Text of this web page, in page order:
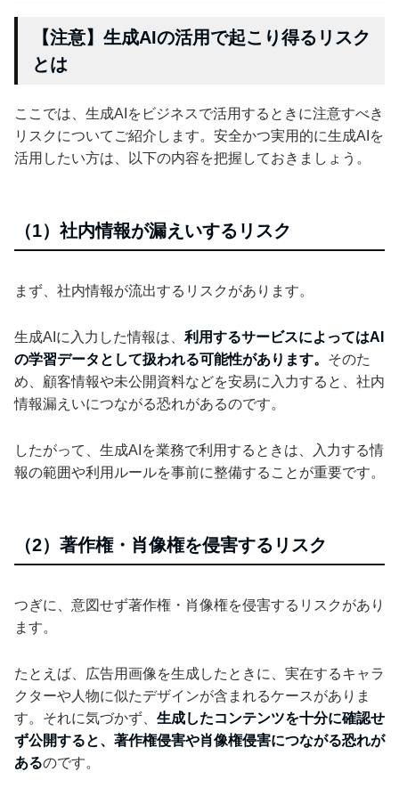
【注意】生成AIの活用で起こり得るリスク
とは
ここでは、生成AIをビジネスで活用するときに注意すべき
リスクについてご紹介します。安全かつ実用的に生成AIを
活用したい方は、以下の内容を把握しておきましょう。
（1）社内情報が漏えいするリスク
まず、社内情報が流出するリスクがあります。
生成AIに入力した情報は、 利用するサービスによってはAI
の学習データとして扱われる可能性があります。 そのた
め、顧客情報や未公開資料などを安易に入力すると、社内
情報漏えいにつながる恐れがあるのです。
したがって、生成AIを業務で利用するときは、入力する情
報の範囲や利用ルールを事前に整備することが重要です。
（2）著作権・肖像権を侵害するリスク
つぎに、意図せず著作権・肖像権を侵害するリスクがあり
ます。
たとえば、広告用画像を生成したときに、実在するキャラ
クターや人物に似たデザインが含まれるケースがありま
す。それに気づかず、 生成したコンテンツを十分に確認せ
ず公開すると、著作権侵害や肖像権侵害につながる恐れが
あるのです。